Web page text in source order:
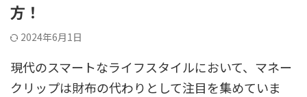
方！
2024年6月1日
現代のスマートなライフスタイルにおいて、マネー
クリップは財布の代わりとして注目を集めていま